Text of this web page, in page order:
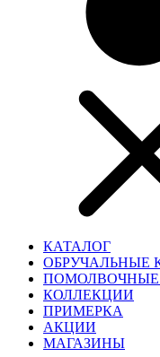
КАТАЛОГ
ОБРУЧАЛЬНЫЕ
ПОМОЛВОЧНЫЕ
КОЛЛЕКЦИИ
ПРИМЕРКА
АКЦИИ
МАГАЗИНЫ